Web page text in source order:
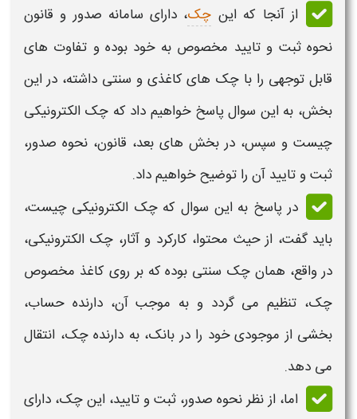
از آنجا که این چک، دارای سامانه صدور و قانون
نحوه ثبت و تایید مخصوص به خود بوده و تفاوت های
قابل توجهی را با چک های کاغذی و سنتی داشته، در این
بخش، به این سوال پاسخ خواهیم داد که چک الکترونیکی
چیست و سپس، در بخش های بعد، قانون، نحوه صدور،
ثبت و تایید آن را توضیح خواهیم داد.
در پاسخ به این سوال که چک الکترونیکی چیست،
باید گفت، از حیث محتوا، کارکرد و آثار، چک الکترونیکی،
در واقع، همان چک سنتی بوده که بر روی کاغذ مخصوص
چک، تنظیم می گردد و به موجب آن، دارنده حساب،
بخشی از موجودی خود را در بانک، به دارنده چک، انتقال
می دهد.
اما، از نظرنحوه صدور، ثبت و تایید، این چک، دارای